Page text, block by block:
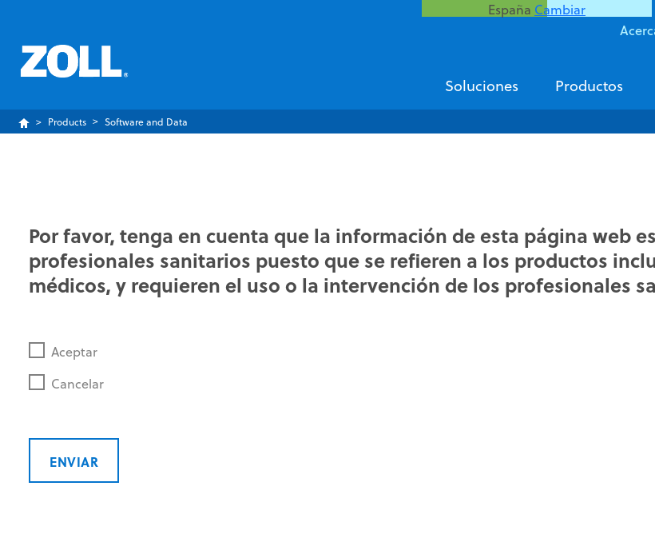
España Cambiar
Soluciones Productos
Products Software and Data
Por favor, tenga en cuenta que la información de esta página web
profesionales sanitarios puesto que se refieren a los productos
médicos, y requieren el uso o la intervención de los profesionales
Aceptar
Cancelar
ENVIAR